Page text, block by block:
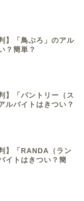
】「鳥ぷろ」のアル
？簡単？
】「パントリー（ス
ルバイトはきつい？
】「RANDA（ラン
イトはきつい？簡